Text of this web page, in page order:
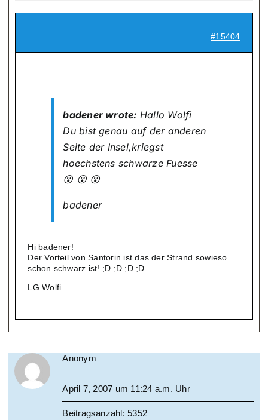
#15404
badener wrote: Hallo Wolfi
Du bist genau auf der anderen
Seite der Insel,kriegst
hoechstens schwarze Fuesse
😮 😮 😮
badener
Hi badener!
Der Vorteil von Santorin ist das der Strand sowieso
schon schwarz ist! ;D ;D ;D ;D
LG Wolfi
Anonym
April 7, 2007 um 11:24 a.m. Uhr
Beitragsanzahl: 5352